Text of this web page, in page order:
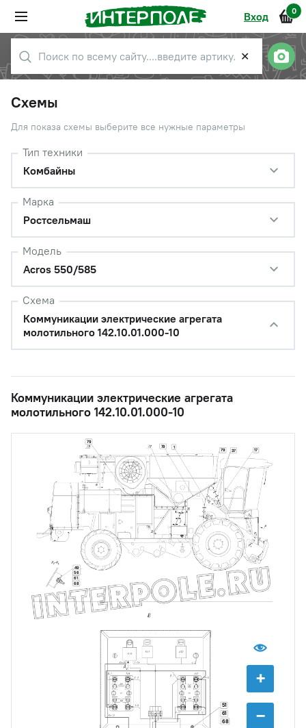
Вход 0
✕
Схемы
Для показа схемы выберите все нужные параметры
Тип техники
Комбайны
Марка
Ростсельмаш
Модель
Acros 550/585
Схема
Коммуникации электрические агрегата
молотильного 142.10.01.000-10
Коммуникации электрические агрегата
молотильного 142.10.01.000-10
+
−
1
17
37
49
51
56
61
61
68
68
79
79
79